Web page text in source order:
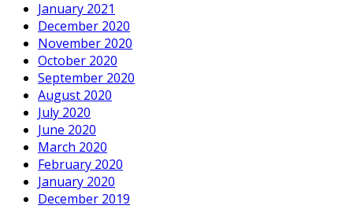
January 2021
December 2020
November 2020
October 2020
September 2020
August 2020
July 2020
June 2020
March 2020
February 2020
January 2020
December 2019